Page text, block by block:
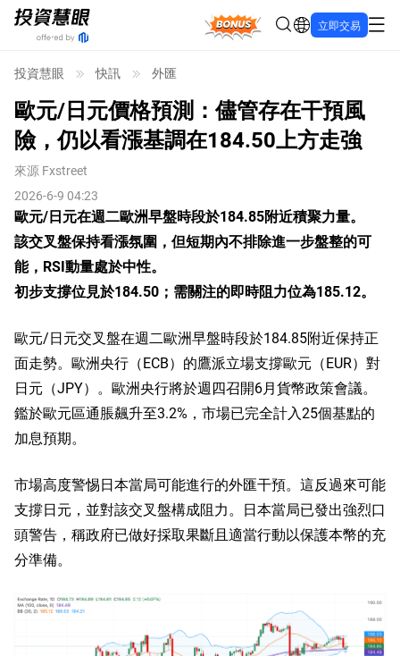
Bonus 立即交易
投資慧眼 快訊 外匯
歐元/日元價格預測：儘管存在干預風
險，仍以看漲基調在184.50上方走強
來源 Fxstreet
2026-6-9 04:23
歐元/日元在週二歐洲早盤時段於184.85附近積聚力量。
該交叉盤保持看漲氛圍，但短期內不排除進一步盤整的可
能，RSI動量處於中性。
初步支撐位見於184.50；需關注的即時阻力位為185.12。
歐元/日元交叉盤在週二歐洲早盤時段於184.85附近保持正
面走勢。歐洲央行（ECB）的鷹派立場支撐歐元（EUR）對
日元（JPY）。歐洲央行將於週四召開6月貨幣政策會議。
鑑於歐元區通脹飆升至3.2%，市場已完全計入25個基點的
加息預期。
市場高度警惕日本當局可能進行的外匯干預。這反過來可能
支撐日元，並對該交叉盤構成阻力。日本當局已發出強烈口
頭警告，稱政府已做好採取果斷且適當行動以保護本幣的充
分準備。